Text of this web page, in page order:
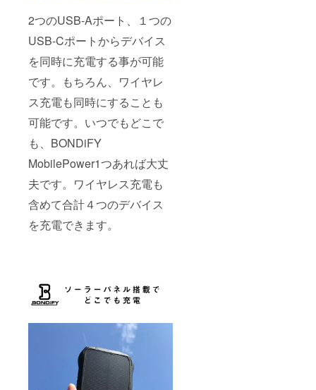
2つのUSB-Aポート、１つの
USB-Cポートからデバイス
を同時に充電する事が可能
です。もちろん、ワイヤレ
ス充電も同時にすることも
可能です。いつでもどこで
も、BONDiFY
MobilePower1つあれば大丈
夫です。ワイヤレス充電も
含めて合計４つのデバイス
を充電できます。